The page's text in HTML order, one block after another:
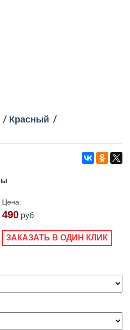
/ Красный /
Цена:
490 руб
ЗАКАЗАТЬ В ОДИН КЛИК